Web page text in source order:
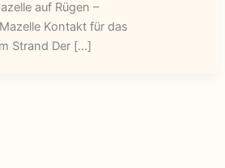
auf Rügen –
Kontakt für das
Strand Der […]